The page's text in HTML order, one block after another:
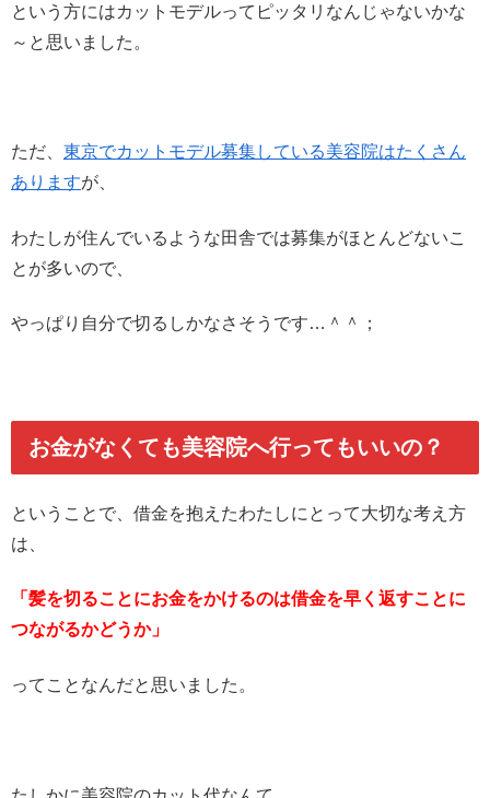
という方にはカットモデルってピッタリなんじゃないかな
～と思いました。
ただ、 東京でカットモデル募集している美容院はたくさん
ありますが、
わたしが住んでいるような田舎では募集がほとんどないこ
とが多いので、
やっぱり自分で切るしかなさそうです…＾＾；
お金がなくても美容院へ行ってもいいの？
ということで、借金を抱えたわたしにとって大切な考え方
は、
「髪を切ることにお金をかけるのは借金を早く返すことに
つながるかどうか」
ってことなんだと思いました。